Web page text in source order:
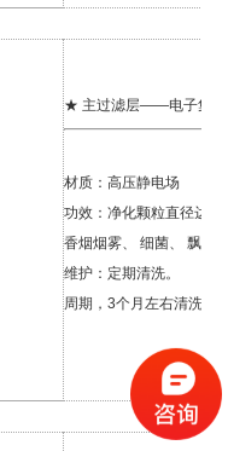
★ 主过滤层——电子集
材质：高压静电场
功效：净化颗粒直径达
香烟烟雾、 细菌、 飘尘
维护：定期清洗。
周期，3个月左右清洗一